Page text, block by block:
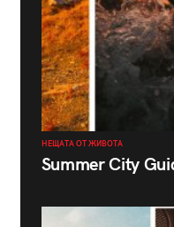
НЕЩАТА ОТ ЖИВОТА
Summer City